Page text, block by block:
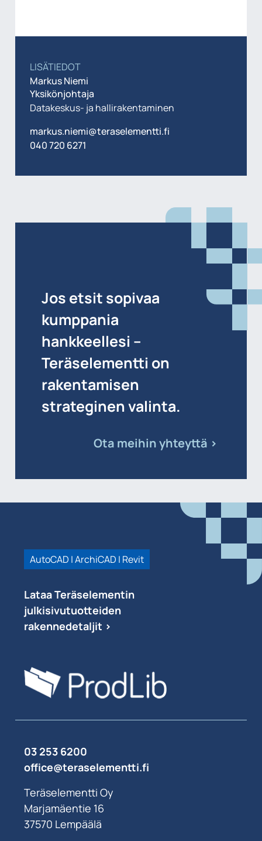
LISÄTIEDOT
Markus Niemi
Yksikönjohtaja
Datakeskus- ja hallirakentaminen
markus.niemi@teraselementti.fi
040 720 6271
Jos etsit sopivaa
kumppania
hankkeellesi –
Teräselementti on
rakentamisen
strateginen valinta.
Ota meihin yhteyttä >
AutoCAD | ArchiCAD | Revit
Lataa Teräselementin
julkisivutuotteiden
rakennedetaljit >
03 253 6200
office@teraselementti.ﬁ
Teräselementti Oy
Marjamäentie 16
37570 Lempäälä